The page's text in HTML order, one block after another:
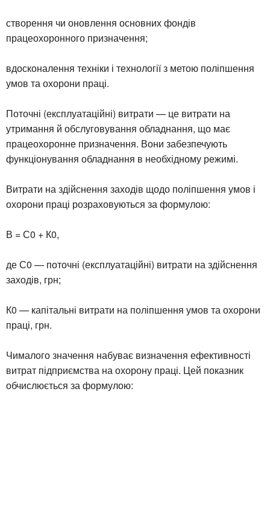
створення чи оновлення основних фондів
працеохоронного призначення;
вдосконалення техніки і технології з метою поліпшення
умов та охорони праці.
Поточні (експлуатаційні) витрати — це витрати на
утримання й обслуговування обладнання, що має
працеохоронне призначення. Вони забезпечують
функціонування обладнання в необхідному режимі.
Витрати на здійснення заходів щодо поліпшення умов і
охорони праці розраховуються за формулою:
В = С0 + К0,
де С0 — поточні (експлуатаційні) витрати на здійснення
заходів, грн;
К0 — капітальні витрати на поліпшення умов та охорони
праці, грн.
Чималого значення набуває визначення ефективності
витрат підприємства на охорону праці. Цей показник
обчислюється за формулою: